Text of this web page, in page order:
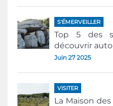
S'ÉMERVEILLER
Top 5 des
découvrir
Juin 27 2025
VISITER
La Maison